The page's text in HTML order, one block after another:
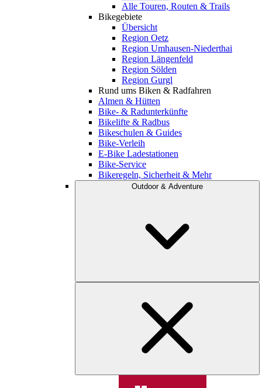
Alle Touren, Routen & Trails
Bikegebiete
Übersicht
Region Oetz
Region Umhausen-Niederthai
Region Längenfeld
Region Sölden
Region Gurgl
Rund ums Biken & Radfahren
Almen & Hütten
Bike- & Radunterkünfte
Bikelifte & Radbus
Bikeschulen & Guides
Bike-Verleih
E-Bike Ladestationen
Bike-Service
Bikeregeln, Sicherheit & Mehr
Outdoor & Adventure